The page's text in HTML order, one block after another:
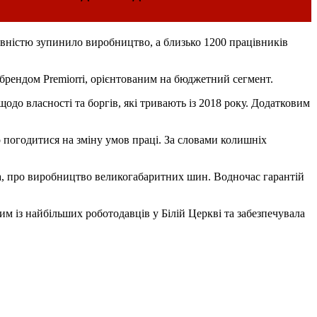
зупинило виробництво, а близько 1200 працівників
Premiorri, орієнтованим на бюджетний сегмент.
власності та боргів, які тривають із 2018 року. Додатковим
на зміну умов праці. За словами колишніх
про виробництво великогабаритних шин. Водночас гарантій
найбільших роботодавців у Білій Церкві та забезпечувала